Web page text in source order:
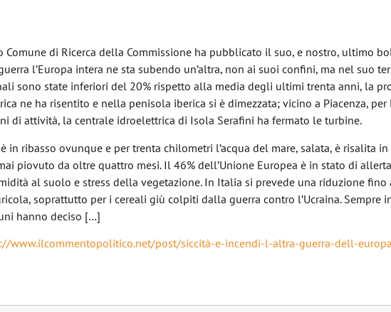
di Ricerca della Commissione ha pubblicato il suo, e nostro, ultimo
l’Europa intera ne sta subendo un’altra, non ai suoi confini, ma nel suo
sono state inferiori del 20% rispetto alla media degli ultimi trenta anni, la
ne ha risentito e nella penisola iberica si è dimezzata; vicino a Piacenza, per
di attività, la centrale idroelettrica di Isola Serafini ha fermato le turbine.
in ribasso ovunque e per trenta chilometri l’acqua del mare, salata, è risalita in
piovuto da oltre quattro mesi. Il 46% dell’Unione Europea è in stato di
al suolo e stress della vegetazione. In Italia si prevede una riduzione fino
soprattutto per i cereali giù colpiti dalla guerra contro l’Ucraina. Sempre
hanno deciso […]
www.ilcommentopolitico.net/post/siccità-e-incendi-l-altra-guerra-dell-europa